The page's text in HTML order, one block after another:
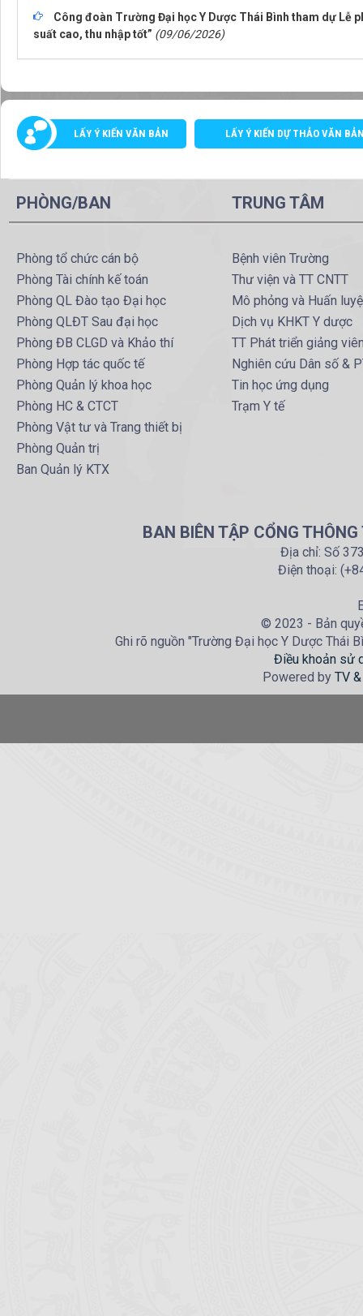
Công đoàn Trường Đại học Y Dược Thái Bình tham dự Lễ
suất cao, thu nhập tốt” (09/06/2026)
LẤY Ý KIẾN VĂN BẢN LẤY Ý KIẾN DỰ THẢO VĂN
PHÒNG/BAN
Phòng tổ chức cán bộ
Phòng Tài chính kế toán
Phòng QL Đào tạo Đại học
Phòng QLĐT Sau đại học
Phòng ĐB CLGD và Khảo thí
Phòng Hợp tác quốc tế
Phòng Quản lý khoa học
Phòng HC & CTCT
Phòng Vật tư và Trang thiết bị
Phòng Quản trị
Ban Quản lý KTX
TRUNG TÂM
Bệnh viên Trường
Thư viện và TT CNTT
Mô phỏng và Huấn
Dịch vụ KHKT Y dược
TT Phát triển giảng
Nghiên cứu Dân số &
Tin học ứng dụng
Trạm Y tế
BAN BIÊN TẬP CỔNG
Địa chỉ: Số
Điện thoại:
© 2023 - Bản
Ghi rõ nguồn "Trường Đại học Y Dược Thái
Điều khoản sử
Powered by TV